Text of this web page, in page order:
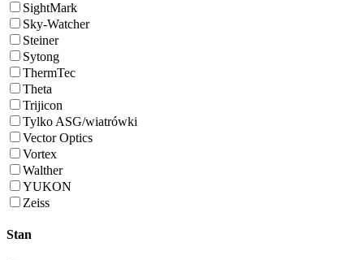
SightMark
Sky-Watcher
Steiner
Sytong
ThermTec
Theta
Trijicon
Tylko ASG/wiatrówki
Vector Optics
Vortex
Walther
YUKON
Zeiss
Stan